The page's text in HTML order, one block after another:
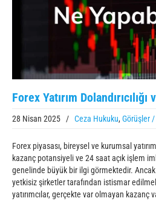
Forex Yatırım
28 Nisan 2025 / Ceza Hukuku, Görüşler
Forex piyasası, bireysel ve kurumsal
kazanç potansiyeli ve 24 saat açık işlem
genelinde büyük bir ilgi görmektedir.
yetkisiz şirketler tarafından istismar
yatırımcılar, gerçekte var olmayan kazanç